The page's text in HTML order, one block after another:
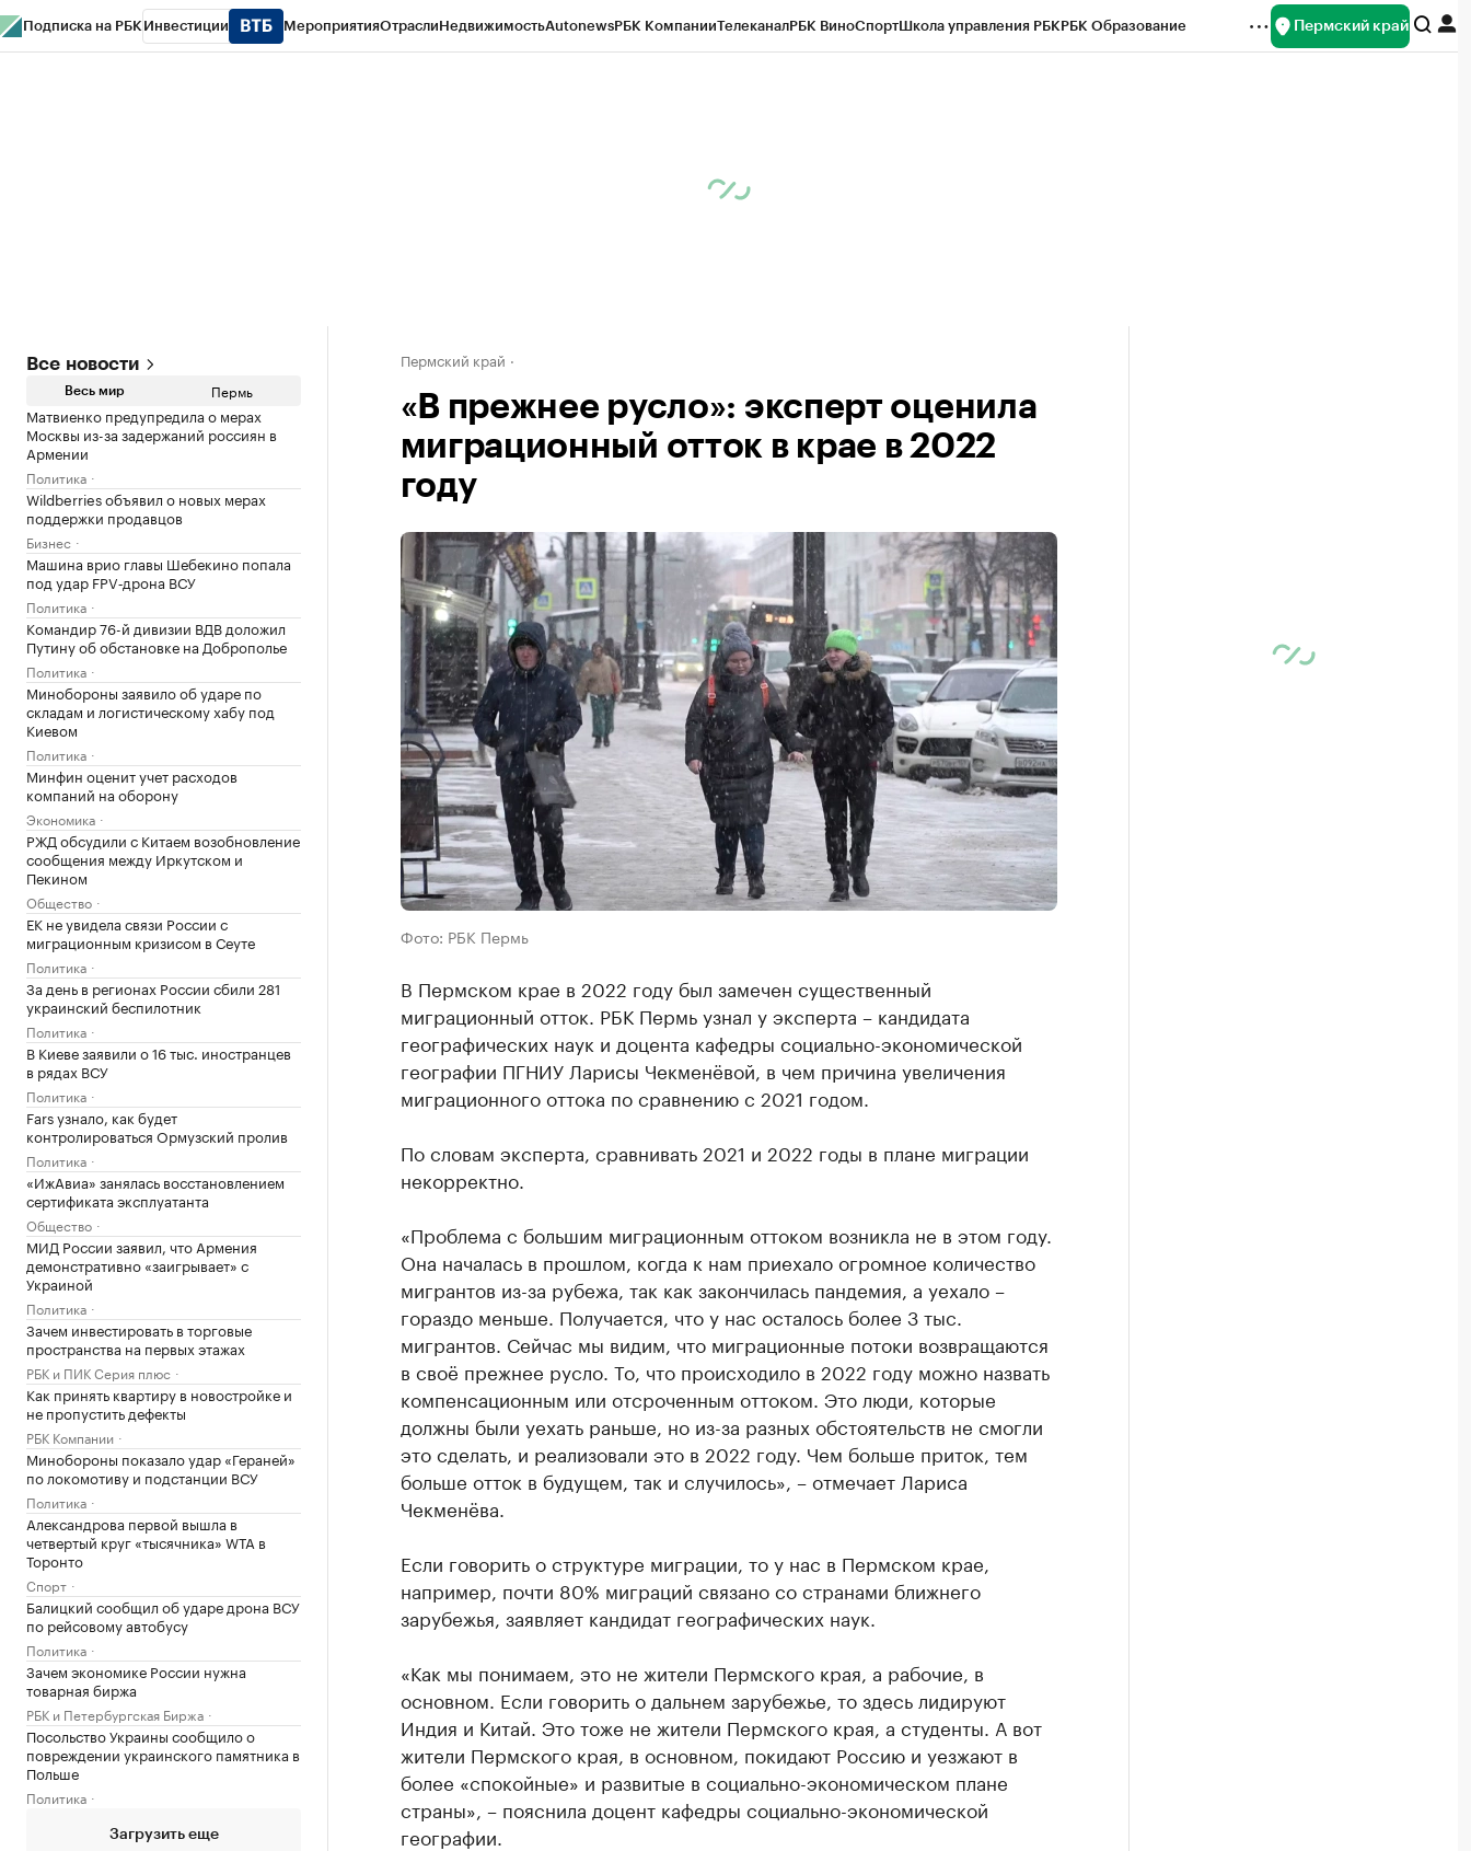
Подписка на РБК Инвестиции МероприятияОтраслиНедвижимостьAutonewsРБК КомпанииТелеканалРБК ВиноСпортШкола управления РБКРБК Образование Пермский край
Все новости
Весь мир Пермь
Матвиенко предупредила о мерах
Москвы из-за задержаний россиян в
Армении
Политика
Wildberries объявил о новых мерах
поддержки продавцов
Бизнес
Машина врио главы Шебекино попала
под удар FPV‑дрона ВСУ
Политика
Командир 76-й дивизии ВДВ доложил
Путину об обстановке на Доброполье
Политика
Минобороны заявило об ударе по
складам и логистическому хабу под
Киевом
Политика
Минфин оценит учет расходов
компаний на оборону
Экономика
РЖД обсудили с Китаем возобновление
сообщения между Иркутском и
Пекином
Общество
ЕК не увидела связи России с
миграционным кризисом в Сеуте
Политика
За день в регионах России сбили 281
украинский беспилотник
Политика
В Киеве заявили о 16 тыс. иностранцев
в рядах ВСУ
Политика
Fars узнало, как будет
контролироваться Ормузский пролив
Политика
«ИжАвиа» занялась восстановлением
сертификата эксплуатанта
Общество
МИД России заявил, что Армения
демонстративно «заигрывает» с
Украиной
Политика
Зачем инвестировать в торговые
пространства на первых этажах
РБК и ПИК Серия плюс
Как принять квартиру в новостройке и
не пропустить дефекты
РБК Компании
Минобороны показало удар «Гераней»
по локомотиву и подстанции ВСУ
Политика
Александрова первой вышла в
четвертый круг «тысячника» WTA в
Торонто
Спорт
Балицкий сообщил об ударе дрона ВСУ
по рейсовому автобусу
Политика
Зачем экономике России нужна
товарная биржа
РБК и Петербургская Биржа
Посольство Украины сообщило о
повреждении украинского памятника в
Польше
Политика
Загрузить еще
Пермский край
«В прежнее русло»: эксперт оценила
миграционный отток в крае в 2022
году
Фото: РБК Пермь
В Пермском крае в 2022 году был замечен существенный
миграционный отток. РБК Пермь узнал у эксперта – кандидата
географических наук и доцента кафедры социально-экономической
географии ПГНИУ Ларисы Чекменёвой, в чем причина увеличения
миграционного оттока по сравнению с 2021 годом.
По словам эксперта, сравнивать 2021 и 2022 годы в плане миграции
некорректно.
«Проблема с большим миграционным оттоком возникла не в этом году.
Она началась в прошлом, когда к нам приехало огромное количество
мигрантов из-за рубежа, так как закончилась пандемия, а уехало –
гораздо меньше. Получается, что у нас осталось более 3 тыс.
мигрантов. Сейчас мы видим, что миграционные потоки возвращаются
в своё прежнее русло. То, что происходило в 2022 году можно назвать
компенсационным или отсроченным оттоком. Это люди, которые
должны были уехать раньше, но из-за разных обстоятельств не смогли
это сделать, и реализовали это в 2022 году. Чем больше приток, тем
больше отток в будущем, так и случилось», – отмечает Лариса
Чекменёва.
Если говорить о структуре миграции, то у нас в Пермском крае,
например, почти 80% миграций связано со странами ближнего
зарубежья, заявляет кандидат географических наук.
«Как мы понимаем, это не жители Пермского края, а рабочие, в
основном. Если говорить о дальнем зарубежье, то здесь лидируют
Индия и Китай. Это тоже не жители Пермского края, а студенты. А вот
жители Пермского края, в основном, покидают Россию и уезжают в
более «спокойные» и развитые в социально-экономическом плане
страны», – пояснила доцент кафедры социально-экономической
географии.